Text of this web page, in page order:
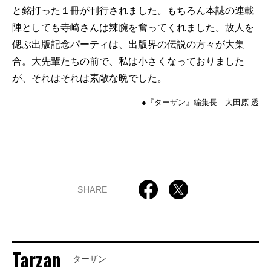
と銘打った１冊が刊行されました。もちろん本誌の連載
陣としても寺崎さんは辣腕を奮ってくれました。故人を
偲ぶ出版記念パーティは、出版界の伝説の方々が大集
合。大先輩たちの前で、私は小さくなっておりました
が、それはそれは素敵な晩でした。
●『ターザン』編集長 大田原 透
SHARE
Tarzan ターザン